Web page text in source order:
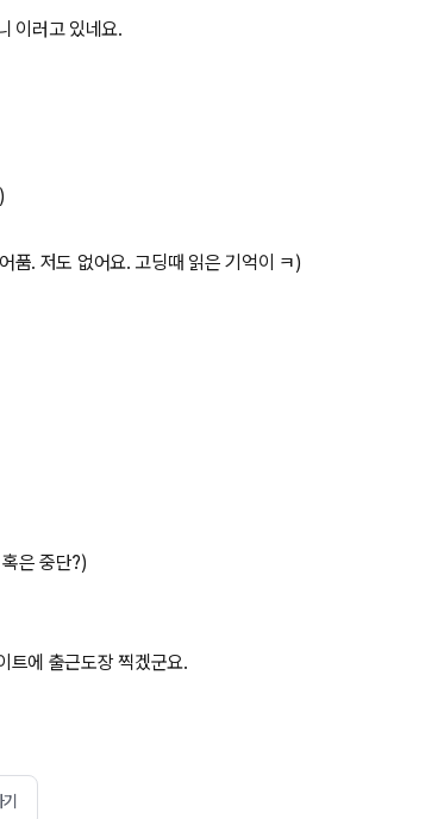
이러고 있네요.
품. 저도 없어요. 고딩때 읽은 기억이 ㅋ)
은 중단?)
트에 출근도장 찍겠군요.